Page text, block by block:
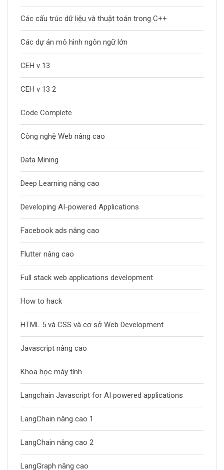
Các cấu trúc dữ liệu và thuật toán trong C++
Các dự án mô hình ngôn ngữ lớn
CEH v 13
CEH v 13 2
Code Complete
Công nghệ Web nâng cao
Data Mining
Deep Learning nâng cao
Developing AI-powered Applications
Facebook ads nâng cao
Flutter nâng cao
Full stack web applications development
How to hack
HTML 5 và CSS và cơ sở Web Development
Javascript nâng cao
Khoa học máy tính
Langchain Javascript for AI powered applications
LangChain nâng cao 1
LangChain nâng cao 2
LangGraph nâng cao